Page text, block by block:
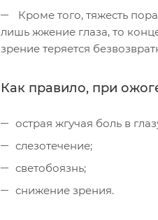
Кроме того, тяжесть
лишь жжение глаза, то
зрение теряется
Как правило, при
острая жгучая боль в
слезотечение;
светобоязнь;
снижение зрения.